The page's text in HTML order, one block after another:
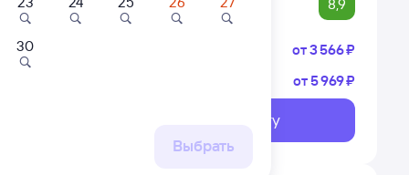
8,9
от3 ⁠566 ⁠₽
от5 ⁠969 ⁠₽
Выберите дату
30
Выбрать